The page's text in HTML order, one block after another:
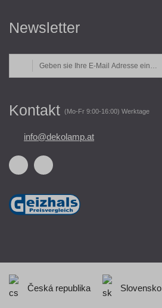
Newsletter
Kontakt (Mo-Fr 9:00-16:00) Werktage
info@dekolamp.at
Česká republika Slovensko